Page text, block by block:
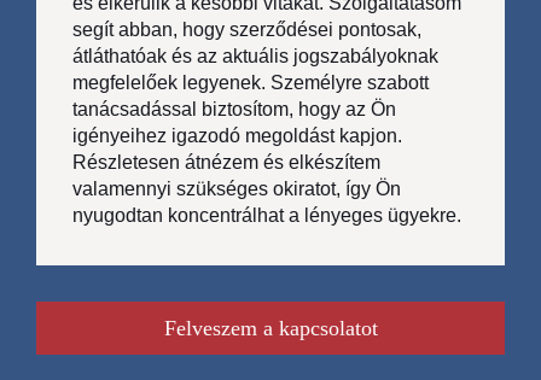
segít abban, hogy szerződései pontosak,
átláthatóak és az aktuális jogszabályoknak
megfelelőek legyenek. Személyre szabott
tanácsadással biztosítom, hogy az Ön
igényeihez igazodó megoldást kapjon.
Részletesen átnézem és elkészítem
valamennyi szükséges okiratot, így Ön
nyugodtan koncentrálhat a lényeges ügyekre.
Felveszem a kapcsolatot